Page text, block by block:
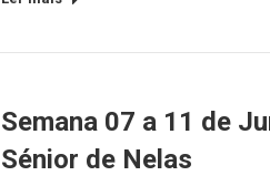
Semana 07 a 11 de
Sénior de Nelas